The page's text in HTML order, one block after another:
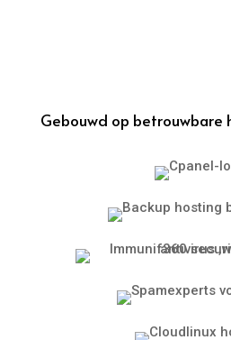
Gebouwd op betrouwbare